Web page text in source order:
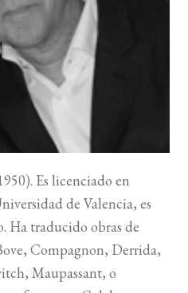
BUSCAR
LISTA DE LIBROS
Es licenciado en
de Valencia, es
Ha traducido obras de
Compagnon, Derrida,
Maupassant, o